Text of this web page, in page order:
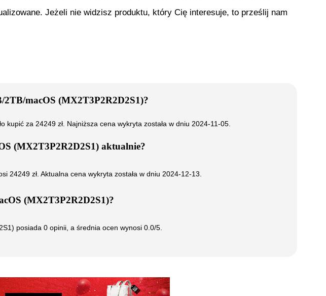
Jeżeli nie widzisz produktu, który Cię interesuje, to prześlij nam
macOS (MX2T3P2R2D2S1)?
kupić za 24249 zł. Najniższa cena wykryta została w dniu 2024-11-05.
(MX2T3P2R2D2S1) aktualnie?
24249 zł. Aktualna cena wykryta została w dniu 2024-12-13
(MX2T3P2R2D2S1)?
posiada 0 opinii, a średnia ocen wynosi 0.0/5.